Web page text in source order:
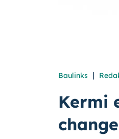
Baulinks |
Kermi